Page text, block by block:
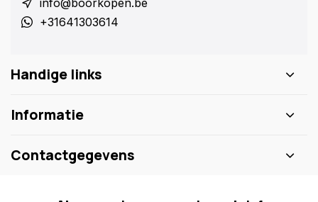
info@boorkopen.be
+31641303614
Handige links
Informatie
Contactgegevens